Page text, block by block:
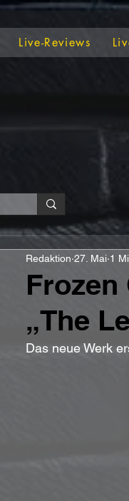
Live-Reviews
„The
Redaktion 27. Mai 1
Das neue Werk